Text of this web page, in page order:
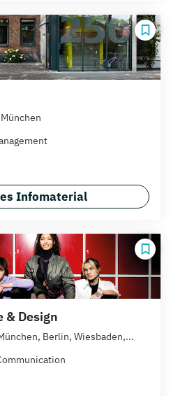
Infomaterial
& Design
Berlin, Wiesbaden,...